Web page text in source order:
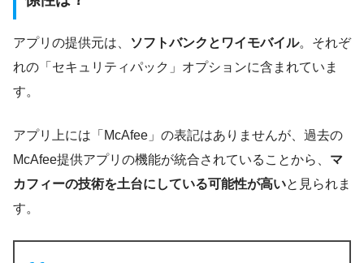
アプリの提供元は、 ソフトバンクとワイモバイル。それぞ
れの「セキュリティパック」オプションに含まれていま
す。
アプリ上には「McAfee」の表記はありませんが、過去の
McAfee提供アプリの機能が統合されていることから、 マ
カフィーの技術を土台にしている可能性が高いと見られま
す。